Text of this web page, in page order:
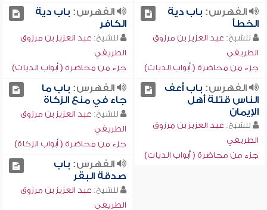
الفهرس: باب دية
الخطأ
للشيخ: عبد العزيز بن مرزوق
الطريفي
جزء من محاضرة ( أبواب الديات)
الفهرس: باب دية
الكافر
للشيخ: عبد العزيز بن مرزوق
الطريفي
جزء من محاضرة ( أبواب الديات)
الفهرس: باب أعف
الناس قتلة أهل
الإيمان
للشيخ: عبد العزيز بن مرزوق
الطريفي
جزء من محاضرة ( أبواب الديات)
الفهرس: باب ما
جاء في منع الزكاة
للشيخ: عبد العزيز بن مرزوق
الطريفي
جزء من محاضرة ( أبواب الزكاة)
الفهرس: باب
صدقة البقر
للشيخ: عبد العزيز بن مرزوق
الطريفي